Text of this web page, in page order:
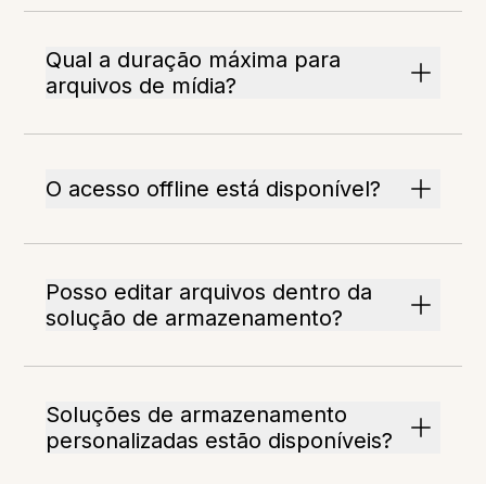
Qual a duração máxima para
arquivos de mídia?
O acesso offline está disponível?
Posso editar arquivos dentro da
solução de armazenamento?
Soluções de armazenamento
personalizadas estão disponíveis?